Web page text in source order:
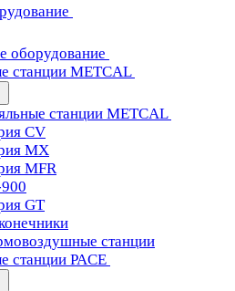
оборудование
станции METCAL
станции METCAL
CV
MX
MFR
GT
станции
станции PACE